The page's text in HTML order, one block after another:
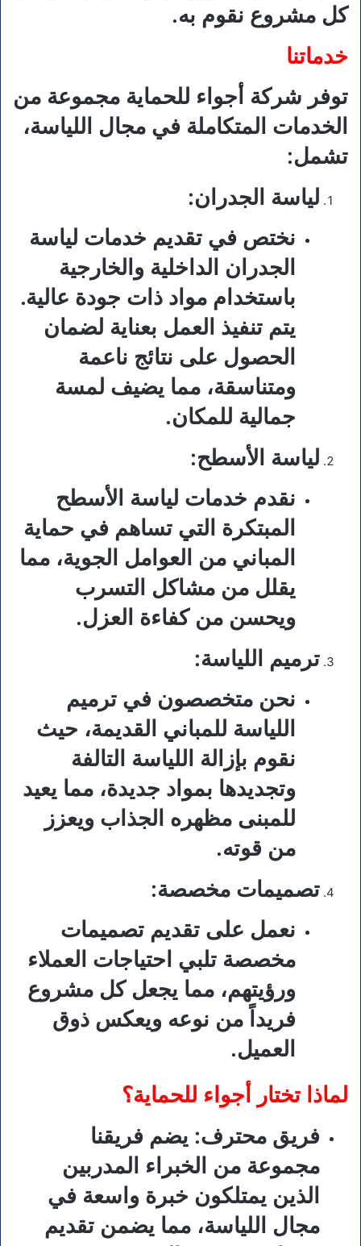
كل مشروع نقوم به.
خدماتنا
توفر شركة أجواء للحماية مجموعة من
الخدمات المتكاملة في مجال اللياسة،
تشمل:
لياسة الجدران:
نختص في تقديم خدمات لياسة
الجدران الداخلية والخارجية
باستخدام مواد ذات جودة عالية.
يتم تنفيذ العمل بعناية لضمان
الحصول على نتائج ناعمة
ومتناسقة، مما يضيف لمسة
جمالية للمكان.
لياسة الأسطح:
نقدم خدمات لياسة الأسطح
المبتكرة التي تساهم في حماية
المباني من العوامل الجوية، مما
يقلل من مشاكل التسرب
ويحسن من كفاءة العزل.
ترميم اللياسة:
نحن متخصصون في ترميم
اللياسة للمباني القديمة، حيث
نقوم بإزالة اللياسة التالفة
وتجديدها بمواد جديدة، مما يعيد
للمبنى مظهره الجذاب ويعزز
من قوته.
تصميمات مخصصة:
نعمل على تقديم تصميمات
مخصصة تلبي احتياجات العملاء
ورؤيتهم، مما يجعل كل مشروع
فريداً من نوعه ويعكس ذوق
العميل.
لماذا تختار أجواء للحماية؟
فريق محترف: يضم فريقنا
مجموعة من الخبراء المدربين
الذين يمتلكون خبرة واسعة في
مجال اللياسة، مما يضمن تقديم